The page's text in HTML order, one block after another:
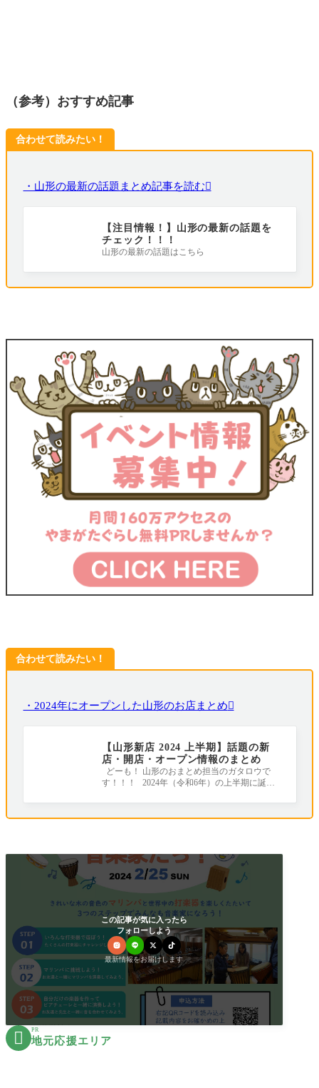
（参考）おすすめ記事
合わせて読みたい！
・山形の最新の話題まとめ記事を読む
【注目情報！】山形の最新の話題を
チェック！！！
山形の最新の話題はこちら
合わせて読みたい！
・2024年にオープンした山形のお店まとめ
【山形新店 2024 上半期】話題の新
店・開店・オープン情報のまとめ
どーも！ 山形のおまとめ担当のガタロウで
す！！！ 2024年（令和6年）の上半期に誕生
この記事が気に入ったら
フォローしよう
最新情報をお届けします
 PR
地元応援エリア